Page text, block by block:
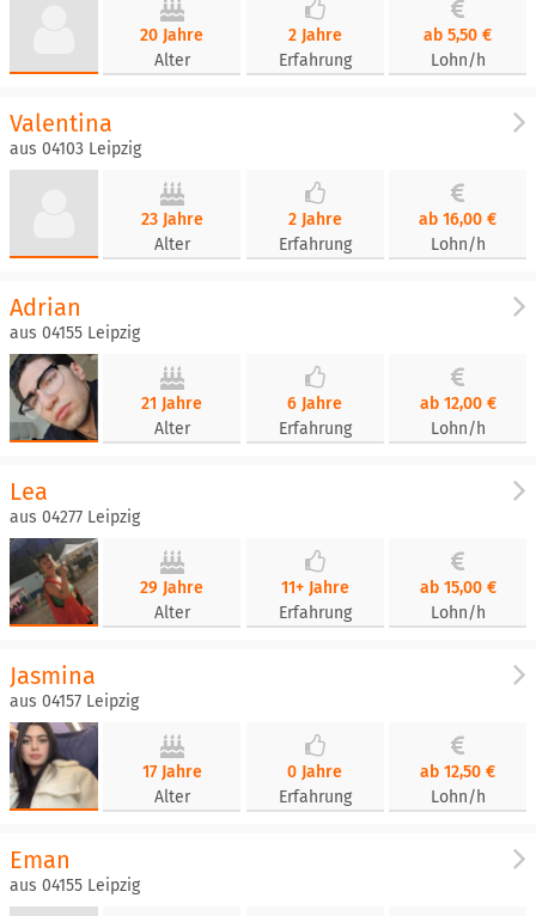
20 Jahre
Alter
2 Jahre
Erfahrung
ab 5,50 €
Lohn/h
Valentina
aus 04103 Leipzig
23 Jahre
Alter
2 Jahre
Erfahrung
ab 16,00 €
Lohn/h
Adrian
aus 04155 Leipzig
21 Jahre
Alter
6 Jahre
Erfahrung
ab 12,00 €
Lohn/h
Lea
aus 04277 Leipzig
29 Jahre
Alter
11+ Jahre
Erfahrung
ab 15,00 €
Lohn/h
Jasmina
aus 04157 Leipzig
17 Jahre
Alter
0 Jahre
Erfahrung
ab 12,50 €
Lohn/h
Eman
aus 04155 Leipzig